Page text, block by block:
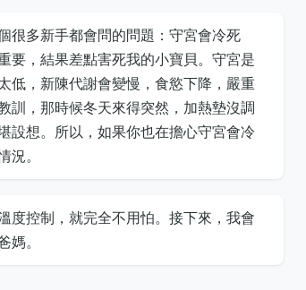
很多新手都會問的問題：守宮會冷死
要，結果差點害死我的小寶貝。守宮是
低，新陳代謝會變慢，食慾下降，嚴重
訓，那時候冬天來得突然，加熱墊沒調
設想。所以，如果你也在擔心守宮會冷
。
度控制，就完全不用怕。接下來，我會
。